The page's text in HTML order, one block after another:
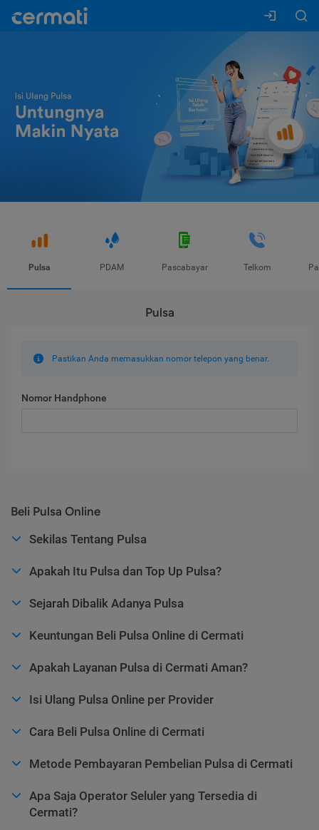
Pulsa PDAM Pascabayar Telkom
Pulsa
Pastikan Anda memasukkan nomor telepon yang benar.
Nomor Handphone
Beli Pulsa Online
Sekilas Tentang Pulsa
Apakah Itu Pulsa dan Top Up Pulsa?
Sejarah Dibalik Adanya Pulsa
Keuntungan Beli Pulsa Online di Cermati
Apakah Layanan Pulsa di Cermati Aman?
Isi Ulang Pulsa Online per Provider
Cara Beli Pulsa Online di Cermati
Metode Pembayaran Pembelian Pulsa di Cermati
Apa Saja Operator Seluler yang Tersedia di
Cermati?